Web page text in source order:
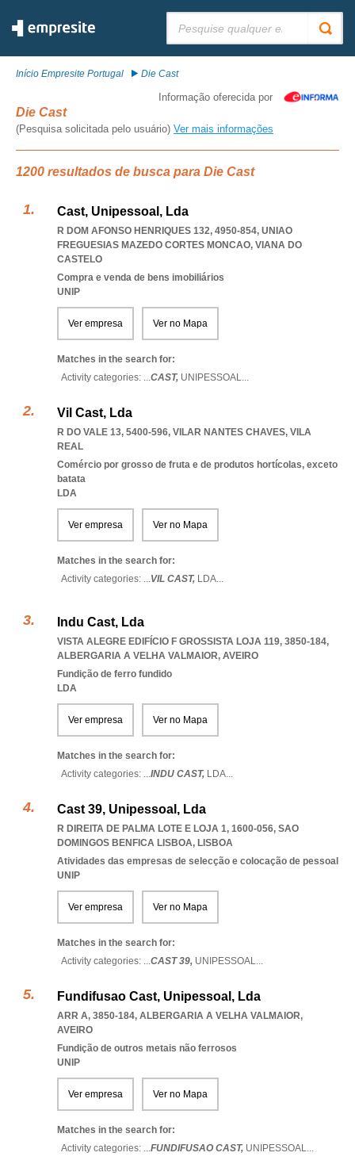
Início Empresite Portugal Die Cast
Informação oferecida por
Die Cast
(Pesquisa solicitada pelo usuário) Ver mais informações
1200 resultados de busca para Die Cast
Cast, Unipessoal, Lda
R DOM AFONSO HENRIQUES 132, 4950-854, UNIAO
FREGUESIAS MAZEDO CORTES MONCAO, VIANA DO
CASTELO
Compra e venda de bens imobiliários
UNIP
Ver empresa Ver no Mapa
Matches in the search for:
Activity categories: ...CAST, UNIPESSOAL...
Vil Cast, Lda
R DO VALE 13, 5400-596, VILAR NANTES CHAVES, VILA
REAL
Comércio por grosso de fruta e de produtos hortícolas, exceto
batata
LDA
Ver empresa Ver no Mapa
Matches in the search for:
Activity categories: ...VIL CAST, LDA...
Indu Cast, Lda
VISTA ALEGRE EDIFÍCIO F GROSSISTA LOJA 119, 3850-184,
ALBERGARIA A VELHA VALMAIOR, AVEIRO
Fundição de ferro fundido
LDA
Ver empresa Ver no Mapa
Matches in the search for:
Activity categories: ...INDU CAST, LDA...
Cast 39, Unipessoal, Lda
R DIREITA DE PALMA LOTE E LOJA 1, 1600-056, SAO
DOMINGOS BENFICA LISBOA, LISBOA
Atividades das empresas de selecção e colocação de pessoal
UNIP
Ver empresa Ver no Mapa
Matches in the search for:
Activity categories: ...CAST 39, UNIPESSOAL...
Fundifusao Cast, Unipessoal, Lda
ARR A, 3850-184, ALBERGARIA A VELHA VALMAIOR,
AVEIRO
Fundição de outros metais não ferrosos
UNIP
Ver empresa Ver no Mapa
Matches in the search for:
Activity categories: ...FUNDIFUSAO CAST, UNIPESSOAL...